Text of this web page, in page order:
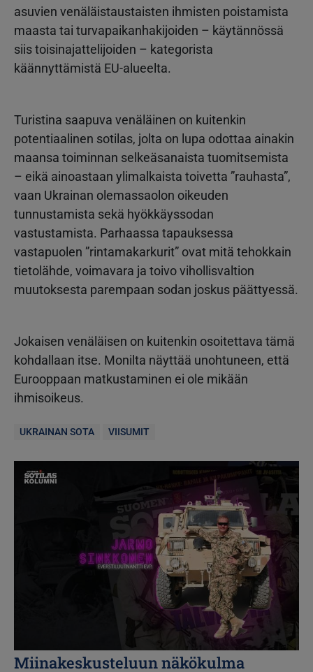
asuvien venäläistaustaisten ihmisten poistamista
maasta tai turvapaikanhakijoiden – käytännössä
siis toisinajattelijoiden – kategorista
käännyttämistä EU-alueelta.
Turistina saapuva venäläinen on kuitenkin
potentiaalinen sotilas, jolta on lupa odottaa ainakin
maansa toiminnan selkeäsanaista tuomitsemista
– eikä ainoastaan ylimalkaista toivetta ”rauhasta”,
vaan Ukrainan olemassaolon oikeuden
tunnustamista sekä hyökkäyssodan
vastustamista. Parhaassa tapauksessa
vastapuolen ”rintamakarkurit” ovat mitä tehokkain
tietolähde, voimavara ja toivo vihollisvaltion
muutoksesta parempaan sodan joskus päättyessä.
Jokaisen venäläisen on kuitenkin osoitettava tämä
kohdallaan itse. Monilta näyttää unohtuneen, että
Eurooppaan matkustaminen ei ole mikään
ihmisoikeus.
UKRAINAN SOTA VIISUMIT
Kuva
Miinakeskusteluun näkökulma